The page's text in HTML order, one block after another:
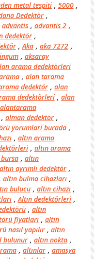
metal tespiti , 5000 ,
Dedektör ,
advantis , advantis 2 ,
dedektör ,
,Aka , aka 7272 ,
, aksaray
arama dedektörleri
, alan tarama
dedektör , alan
dedektörleri , alan
alantarama
, alman dedektör ,
yorumlari burada ,
, altın arama
, altın arama
, altın
altın ayrımlı dedektör ,
altın bulma cihazları ,
bulucu , altın cihazı ,
,Altın dedektörleri ,
, altın
fiyatları , altın
nasıl yapılır , altın
bulunur , altın nokta ,
, altınlar , amasya